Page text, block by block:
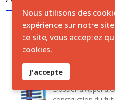
ICASEES : la
RGPH-4 franchit
ICASEES :
Dossier d'Appel
Nous utilisons des
expérience sur notre
ce site, vous acceptez
cookies.
J'accepte